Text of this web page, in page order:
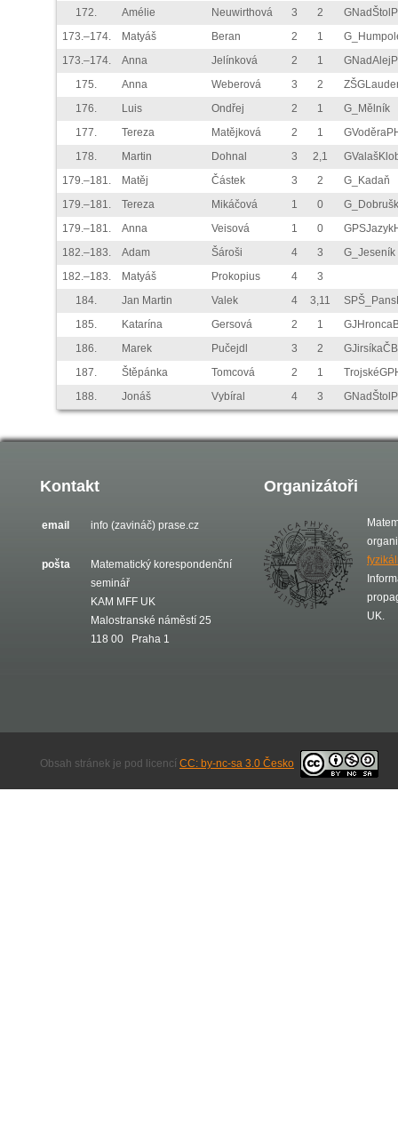
172.
Amélie Neuwirthová 3 2
173.–174.
Matyáš Beran 2 1
173.–174.
Anna Jelínková 2 1
175.
Anna Weberová 3 2
176.
Luis Ondřej 2 1
G_Mělník
177.
Tereza Matějková 2 1
178.
Martin Dohnal 3 2,1
179.–181.
Matěj Částek 3 2
G_Kadaň
179.–181.
Tereza Mikáčová 1 0
179.–181.
Anna Veisová 1 0
182.–183.
Adam Šároši 4 3
G_Jeseník
182.–183.
Matyáš Prokopius 4
3
184.
Jan Martin Valek 4 3,11
185.
Katarína Gersová 2 1
186.
Marek Pučejdl 3 2
GJirsíkaČB
187.
Štěpánka Tomcová 2 1
188.
Jonáš Vybíral 4 3
Kontakt
email info (zavináč) prase.cz
pošta
Matematický korespondenční
seminář
KAM MFF UK
Malostranské náměstí 25
118 00 Praha 1
Organizátoři
UK.
Obsah stránek je pod licencí CC: by-nc-sa 3.0 Česko